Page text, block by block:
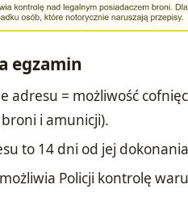
egzamin
adresu = możliwość
i amunicji).
to 14 dni od jej
Policji kontrolę